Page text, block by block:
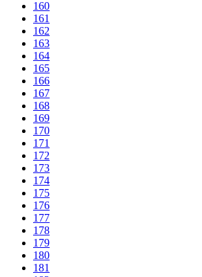
160
161
162
163
164
165
166
167
168
169
170
171
172
173
174
175
176
177
178
179
180
181